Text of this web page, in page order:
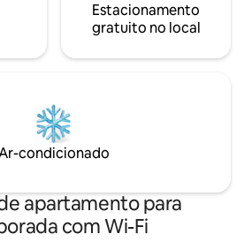
Estacionamento
gratuito no local
condicionado
apartamento para
com Wi-Fi